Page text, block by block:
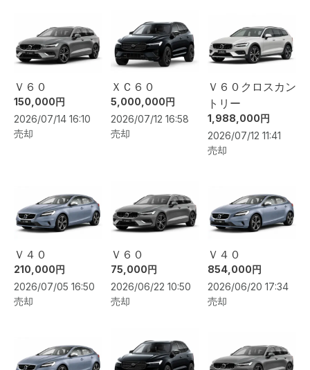
Ｖ６０
150,000円
2026/07/14 16:10
売却
ＸＣ６０
5,000,000円
2026/07/12 16:58
売却
Ｖ６０クロスカン
トリー
1,988,000円
2026/07/12 11:41
売却
Ｖ４０
210,000円
2026/07/05 16:50
売却
Ｖ６０
75,000円
2026/06/22 10:50
売却
Ｖ４０
854,000円
2026/06/20 17:34
売却